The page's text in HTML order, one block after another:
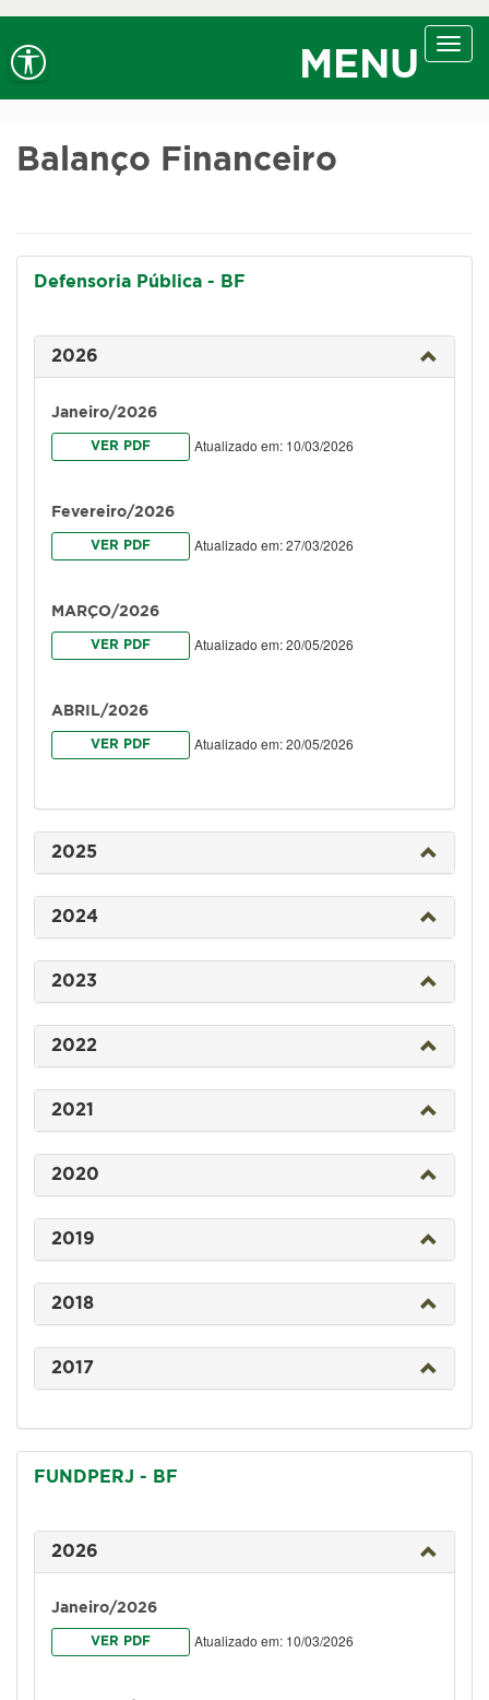
Ir ao conteúdo Alt+1 Ir ao menu Alt+2 Ir à busca Alt+3
A-Diminuir fonte MENU
Balanço Financeiro
Defensoria Pública - BF
2026
Janeiro/2026
VER PDF Atualizado em: 10/03/2026
Fevereiro/2026
VER PDF Atualizado em: 27/03/2026
MARÇO/2026
VER PDF Atualizado em: 20/05/2026
ABRIL/2026
VER PDF Atualizado em: 20/05/2026
2025
2024
2023
2022
2021
2020
2019
2018
2017
FUNDPERJ - BF
2026
Janeiro/2026
VER PDF Atualizado em: 10/03/2026